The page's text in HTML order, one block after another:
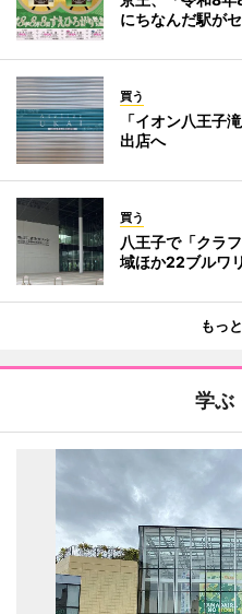
にちなんだ駅が
買う
「イオン八王子
出店へ
買う
八王子で「クラ
域ほか22ブルワ
もっ
学ぶ